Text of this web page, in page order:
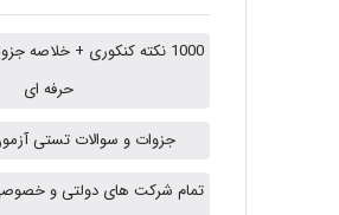
1000 نکته کنکوری + خلاصه
حرفه ای
جزوات و سوالات تستی
تمام شرکت های دولتی و